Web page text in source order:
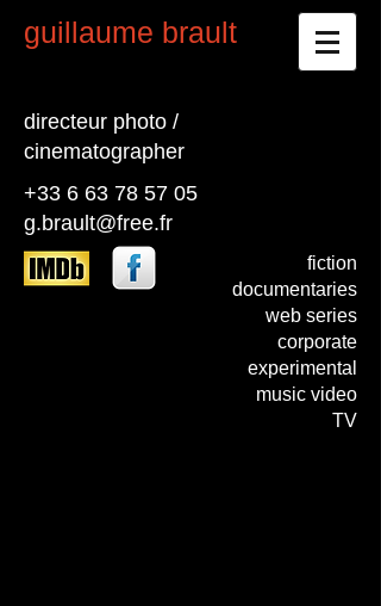
guillaume brault
directeur photo /
cinematographer
+33 6 63 78 57 05
g.brault@free.fr
fiction
documentaries
web series
corporate
experimental
music video
TV